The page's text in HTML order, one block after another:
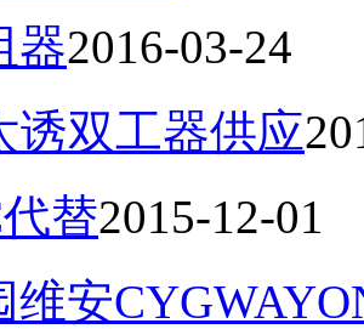
器2016-03-24
诱双工器供应
替2015-12-01
维安